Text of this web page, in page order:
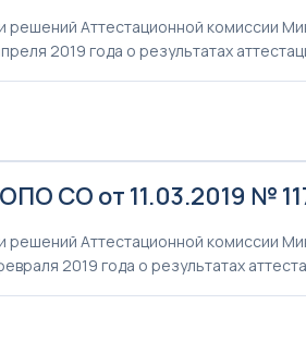
решений Аттестационной комиссии
2019 года о результатах
СО от 11.03.2019 №
решений Аттестационной комиссии
2019 года о результатах